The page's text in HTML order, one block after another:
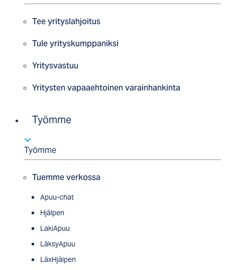
Tee yrityslahjoitus
Tule yrityskumppaniksi
Yritysvastuu
Yritysten vapaaehtoinen varainhankinta
Työmme
Työmme
Tuemme verkossa
Apuu-chat
Hjälpen
LakiApuu
LäksyApuu
LäxHjälpen